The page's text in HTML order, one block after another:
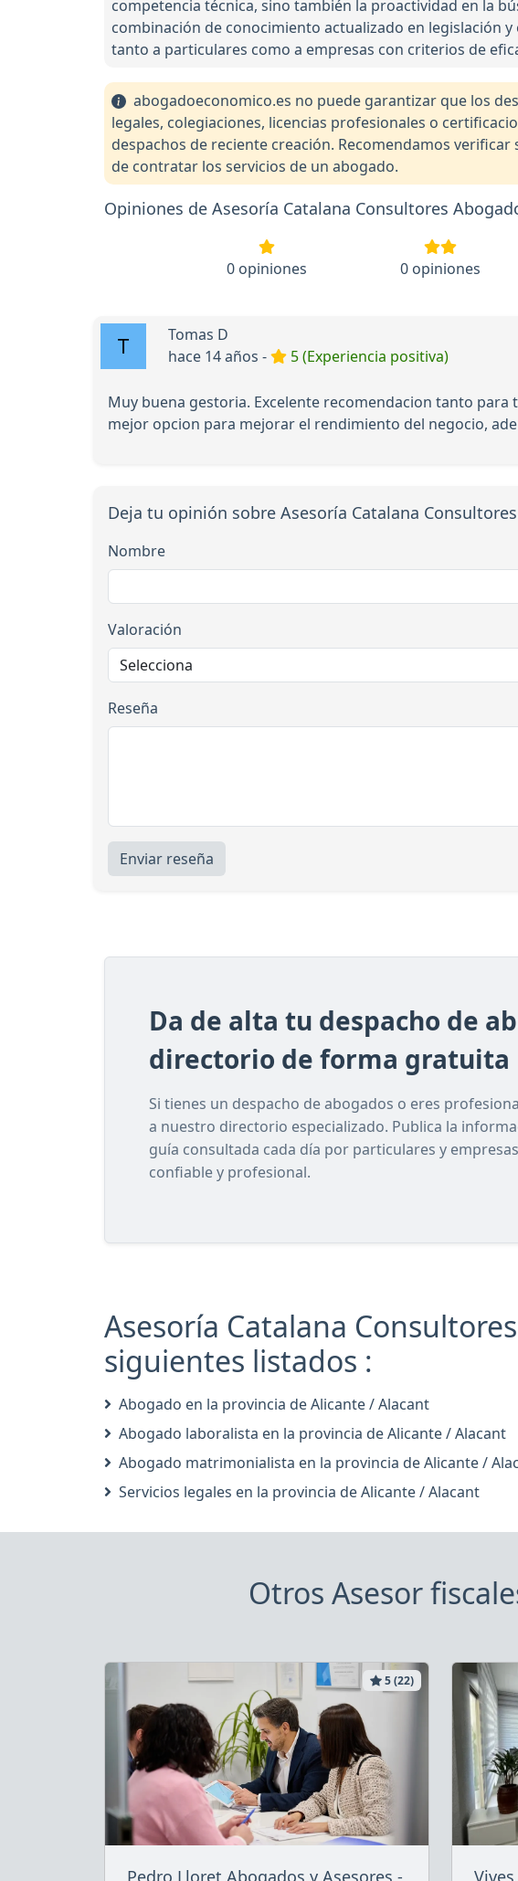
competencia técnica, sino también la proactividad en la
combinación de conocimiento actualizado en legislación
tanto a particulares como a empresas con criterios de
abogadoeconomico.es no puede garantizar que los
legales, colegiaciones, licencias profesionales o
despachos de reciente creación. Recomendamos
de contratar los servicios de un abogado.
Opiniones de Asesoría Catalana Consultores
0 opiniones 0 opiniones
Tomas D
hace 14 años -
5 (Experiencia positiva)
Muy buena gestoria. Excelente recomendacion tanto
mejor opcion para mejorar el rendimiento del negocio,
Deja tu opinión sobre Asesoría Catalana
Nombre
Valoración
Reseña
Enviar reseña
Da de alta tu despacho de
directorio de forma gratuita
Si tienes un despacho de abogados o eres
a nuestro directorio especializado. Publica la
guía consultada cada día por particulares y
confiable y profesional.
Asesoría Catalana
siguientes listados :
Abogado en la provincia de Alicante / Alacant
Abogado laboralista en la provincia de Alicante / Alacant
Abogado matrimonialista en la provincia de Alicante /
Servicios legales en la provincia de Alicante / Alacant
Otros Asesor
5 (22)
Pedro Lloret Abogados y Asesores -